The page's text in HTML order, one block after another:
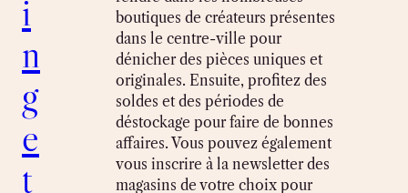
i
n
g
e
t
boutiques de créateurs présentes
dans le centre-ville pour
dénicher des pièces uniques et
originales. Ensuite, profitez des
soldes et des périodes de
déstockage pour faire de bonnes
affaires. Vous pouvez également
vous inscrire à la newsletter des
magasins de votre choix pour